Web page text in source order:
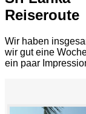
Reiseroute
Wir haben
wir gut eine
ein paar